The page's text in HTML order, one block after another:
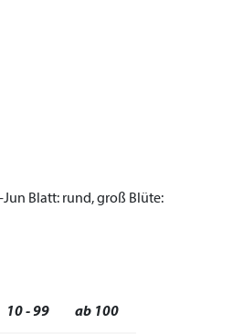
Blatt: rund, groß Blüte:
10 - 99 ab 100